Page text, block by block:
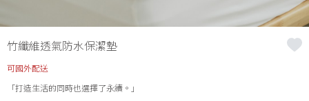
竹纖維透氣防水保潔墊
可國外配送
「打造生活的同時也選擇了永續。」